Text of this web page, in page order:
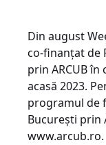
Din august
co-finanțat de
prin ARCUB
acasă 2023.
programul de
București prin
www.arcub.ro.